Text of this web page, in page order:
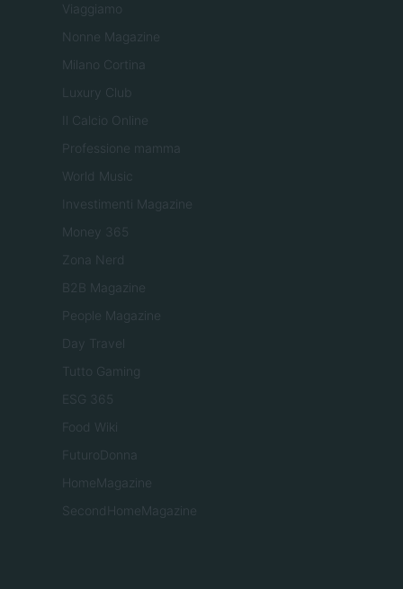
Viaggiamo
Nonne Magazine
Milano Cortina
Luxury Club
Il Calcio Online
Professione mamma
World Music
Investimenti Magazine
Money 365
Zona Nerd
B2B Magazine
People Magazine
Day Travel
Tutto Gaming
ESG 365
Food Wiki
FuturoDonna
HomeMagazine
SecondHomeMagazine